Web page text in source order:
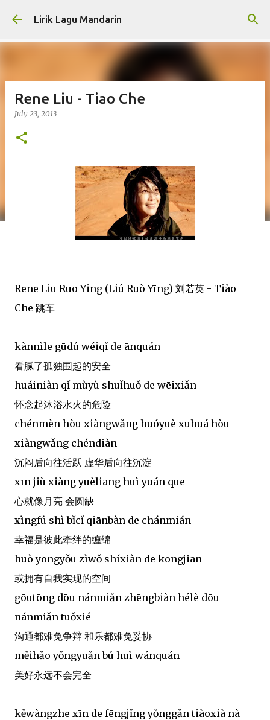
Skip to main content
Lirik Lagu Mandarin
Rene Liu - Tiao Che
July 23, 2013
Rene Liu Ruo Ying (Liú Ruò Yīng) 刘若英 - Tiào
Chē 跳车
kànnìle gūdú wéiqǐ de ānquán
看腻了孤独围起的安全
huáiniàn qǐ mùyù shuǐhuǒ de wēixiǎn
怀念起沐浴水火的危险
chénmèn hòu xiàngwǎng huóyuè xūhuá hòu
xiàngwǎng chéndiàn
沉闷后向往活跃 虚华后向往沉淀
xīn jiù xiàng yuèliang huì yuán quē
心就像月亮 会圆缺
xìngfú shì bǐcǐ qiānbàn de chánmián
幸福是彼此牵绊的缠绵
huò yōngyǒu zìwǒ shíxiàn de kōngjiān
或拥有自我实现的空间
gōutōng dōu nánmiǎn zhēngbiàn hélè dōu
nánmiǎn tuǒxié
沟通都难免争辩 和乐都难免妥协
měihǎo yǒngyuǎn bú huì wánquán
美好永远不会完全
kěwàngzhe xīn de fēngjǐng yǒnggǎn tiàoxià nà